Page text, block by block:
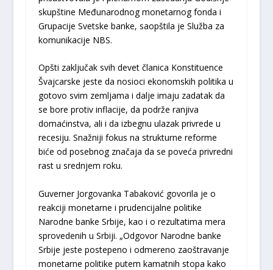
skupštine Međunarodnog monetarnog fonda i
Grupacije Svetske banke, saopštila je Služba za
komunikacije NBS.
Opšti zaključak svih devet članica Konstituence
Švajcarske jeste da nosioci ekonomskih politika u
gotovo svim zemljama i dalje imaju zadatak da
se bore protiv inflacije, da podrže ranjiva
domaćinstva, ali i da izbegnu ulazak privrede u
recesiju. Snažniji fokus na strukturne reforme
biće od posebnog značaja da se poveća privredni
rast u srednjem roku.
Guverner Jorgovanka Tabaković govorila je o
reakciji monetarne i prudencijalne politike
Narodne banke Srbije, kao i o rezultatima mera
sprovedenih u Srbiji. „Odgovor Narodne banke
Srbije jeste postepeno i odmereno zaoštravanje
monetarne politike putem kamatnih stopa kako